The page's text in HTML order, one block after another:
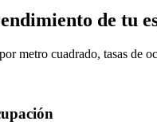
de tu
metro cuadrado, tasas de